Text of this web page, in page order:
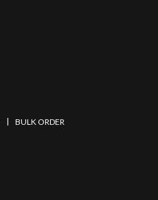
BULK ORDER